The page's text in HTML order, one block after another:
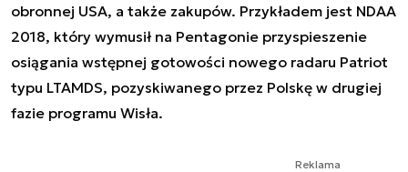
obronnej USA, a także zakupów. Przykładem jest NDAA
2018, który wymusił na Pentagonie przyspieszenie
osiągania wstępnej gotowości nowego radaru Patriot
typu LTAMDS, pozyskiwanego przez Polskę w drugiej
fazie programu Wisła.
Reklama